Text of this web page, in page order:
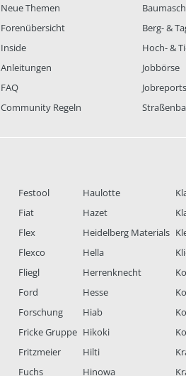
Neue Themen
Forenübersicht
Inside
Anleitungen
FAQ
Community Regeln
Berg- &
Hoch- &
Jobbörse
Jobreports
Festool
Fiat
Flex
Flexco
Fliegl
Ford
Forschung
Fricke Gruppe
Fritzmeier
Fuchs
Haulotte
Hazet
Heidelberg Materials
Hella
Herrenknecht
Hesse
Hiab
Hikoki
Hilti
Hinowa